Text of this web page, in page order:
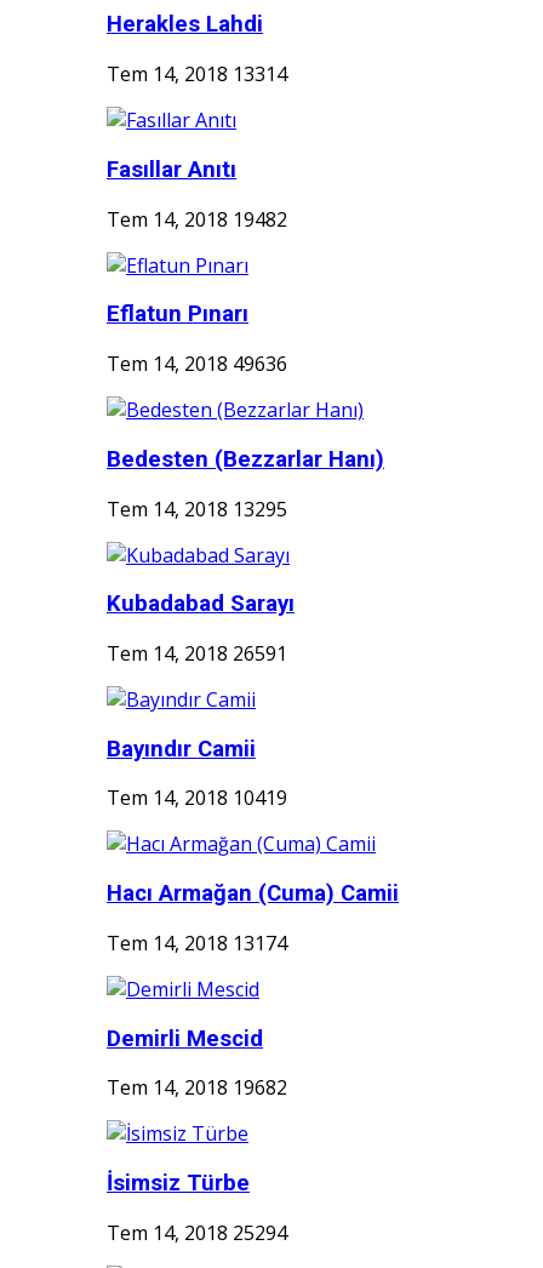
Herakles Lahdi
Tem 14, 2018 13314
Fasıllar Anıtı
Tem 14, 2018 19482
Eflatun Pınarı
Tem 14, 2018 49636
Bedesten (Bezzarlar Hanı)
Tem 14, 2018 13295
Kubadabad Sarayı
Tem 14, 2018 26591
Bayındır Camii
Tem 14, 2018 10419
Hacı Armağan (Cuma) Camii
Tem 14, 2018 13174
Demirli Mescid
Tem 14, 2018 19682
İsimsiz Türbe
Tem 14, 2018 25294